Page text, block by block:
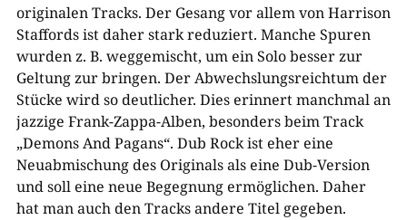
originalen Tracks. Der Gesang vor allem von Harrison
Staffords ist daher stark reduziert. Manche Spuren
wurden z. B. weggemischt, um ein Solo besser zur
Geltung zur bringen. Der Abwechslungsreichtum der
Stücke wird so deutlicher. Dies erinnert manchmal an
jazzige Frank-Zappa-Alben, besonders beim Track
„Demons And Pagans“. Dub Rock ist eher eine
Neuabmischung des Originals als eine Dub-Version
und soll eine neue Begegnung ermöglichen. Daher
hat man auch den Tracks andere Titel gegeben.